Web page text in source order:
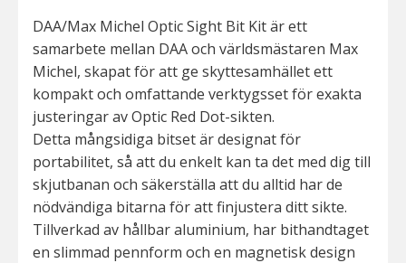
DAA/Max Michel Optic Sight Bit Kit är ett
samarbete mellan DAA och världsmästaren Max
Michel, skapat för att ge skyttesamhället ett
kompakt och omfattande verktygsset för exakta
justeringar av Optic Red Dot-sikten.
Detta mångsidiga bitset är designat för
portabilitet, så att du enkelt kan ta det med dig till
skjutbanan och säkerställa att du alltid har de
nödvändiga bitarna för att finjustera ditt sikte.
Tillverkad av hållbar aluminium, har bithandtaget
en slimmad pennform och en magnetisk design